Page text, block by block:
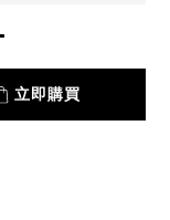
立即購買